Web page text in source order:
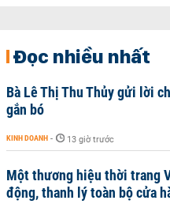
Đọc nhiều nhất
Bà Lê Thị Thu Thủy gửi lời
gắn bó
KINH DOANH - 13 giờ trước
Một thương hiệu thời trang
động, thanh lý toàn bộ cửa